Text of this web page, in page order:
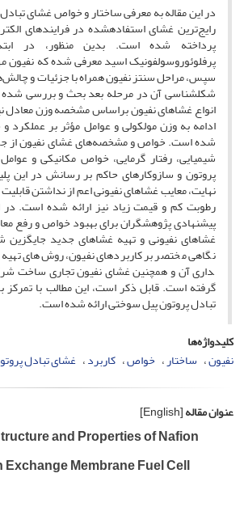
در این مقاله به معرفی ساختار و خواص غشای
رایج‌ترین غشای استفاده­شده در فرایندهای
پرداخته شده است. بدین منظور، در
پرفلوئوروسولفونیک اسید معرفی شده که
سپس، مراحل سنتز نفیون همراه با جزئیات و
شکل­شناسی آن در مرحله‌ بعد بحث و بررسی
انواع غشاهای نفیون براساس مشخصه وزن معادل
ادامه به وزن مولکولی و عوامل مؤثر بر عملکرد
شده است. خواص و مشخصه‌های غشای نفیون از
شیمیایی، رفتار گرمایی، خواص مکانیکی و
پروتون و سازوکارهای حاکم بر رسانش در این
نهایت، معایب غشاهای نفیونی اعم از نداشتن
رطوبت کم و قیمت زیاد نیز ارائه شده است. در
پیشنهادی پژوهشگران برای بهبود خواص و رفع
غشاهای نفیونی و تهیه‌ غشاهای جدید
گرفته است. قابل ذکر است، این مطالب با تمرکز
تبادل پروتون پیل سوختی ارائه ­شده است.
کلیدواژه‌ها
نفیون ساختار خواص کاربرد غشای تبادل
عنوان مقاله[English]
and Properties of Nafion
Membrane Fuel Cell